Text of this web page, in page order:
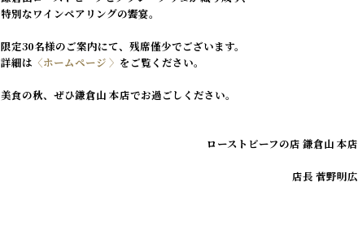
特別なワインペアリングの饗宴。
限定30名様のご案内にて、残席僅少でございます。
詳細は 〈ホームページ 〉 をご覧ください。
美食の秋、ぜひ鎌倉山 本店でお過ごしください。
ローストビーフの店 鎌倉山 本店